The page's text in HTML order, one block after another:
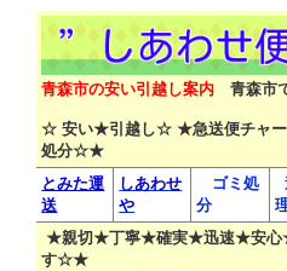
青森市の安い引越し案内青森市
☆ 安い★引越し☆ ★急送便チャー
処分☆★
とみた運
送
しあわせ
や
ゴミ処
分
★親切★丁寧★確実★迅速★安心★
す☆★